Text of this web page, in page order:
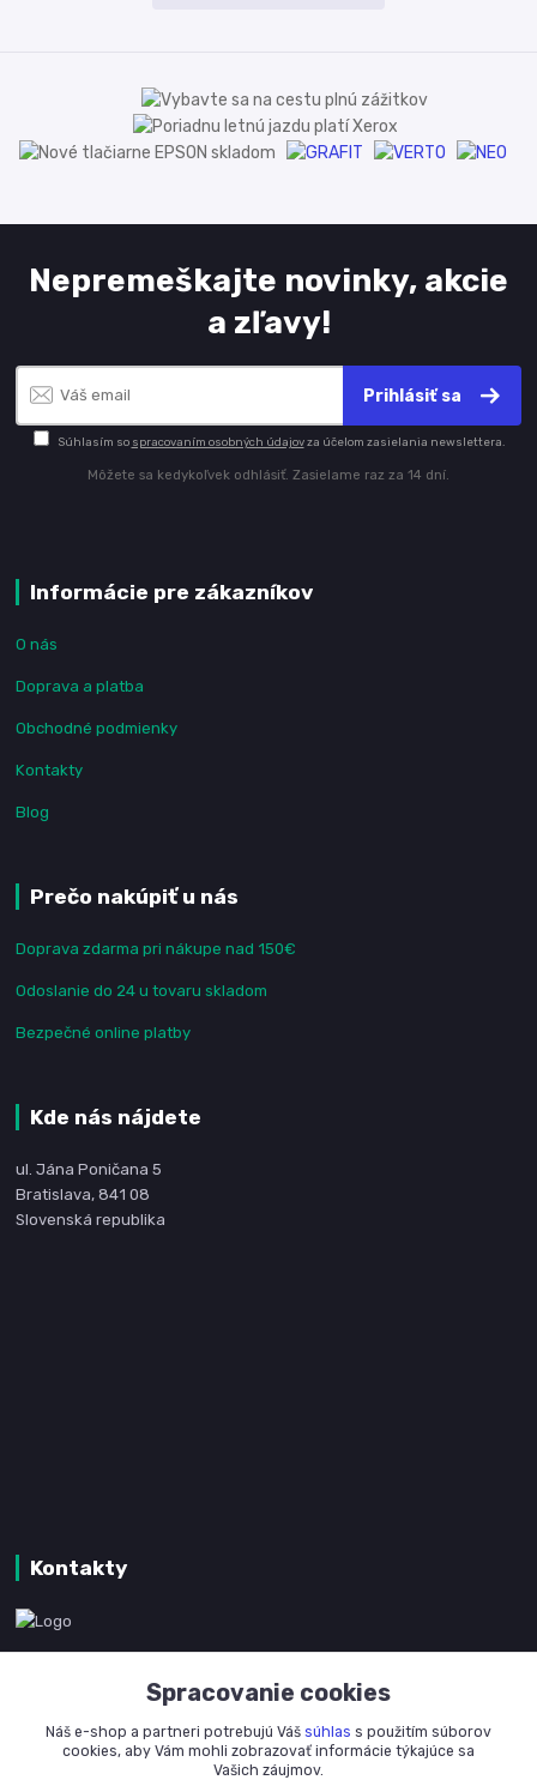
Nepremeškajte novinky, akcie
a zľavy!
Prihlásiť sa
Súhlasím so spracovaním osobných údajovza účelom zasielania newslettera.
Môžete sa kedykoľvek odhlásiť. Zasielame raz za 14 dní.
Informácie pre zákazníkov
O nás
Doprava a platba
Obchodné podmienky
Kontakty
Blog
Prečo nakúpiť u nás
Doprava zdarma pri nákupe nad 150€
Odoslanie do 24 u tovaru skladom
Bezpečné online platby
Kde nás nájdete
ul. Jána Poničana 5
Bratislava, 841 08
Slovenská republika
Kontakty
+421 905 327 801
(Po-Pia, 8-16 hod.)
Spracovanie cookies
Náš e-shop a partneri potrebujú Váš súhlas s použitím súborov
cookies, aby Vám mohli zobrazovať informácie týkajúce sa
Vašich záujmov.